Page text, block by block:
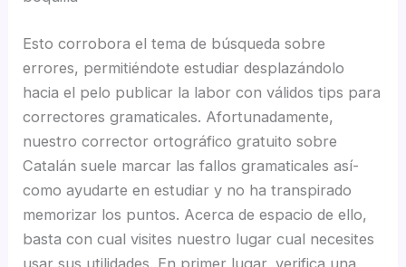
Esto corrobora el tema de búsqueda sobre
errores, permitiéndote estudiar desplazándolo
hacia el pelo publicar la labor con válidos tips para
correctores gramaticales. Afortunadamente,
nuestro corrector ortográfico gratuito sobre
Catalán suele marcar las fallos gramaticales así­
como ayudarte en estudiar y no ha transpirado
memorizar los puntos. Acerca de espacio de ello,
basta con cual visites nuestro lugar cual necesites
usar sus utilidades. En primer lugar, verifica una